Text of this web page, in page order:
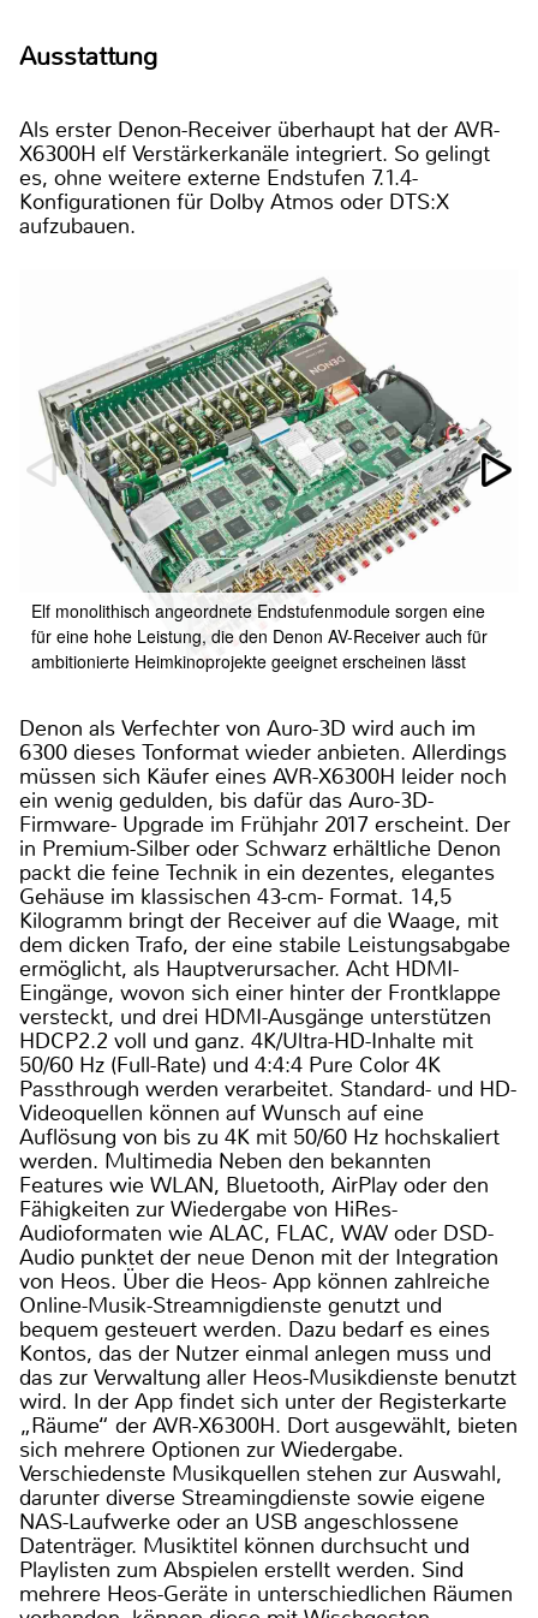
Ausstattung
Als erster Denon-Receiver überhaupt hat der AVR-
X6300H elf Verstärkerkanäle integriert. So gelingt
es, ohne weitere externe Endstufen 7.1.4-
Konfigurationen für Dolby Atmos oder DTS:X
aufzubauen.
Elf monolithisch angeordnete Endstufenmodule sorgen eine
für eine hohe Leistung, die den Denon AV-Receiver auch für
ambitionierte Heimkinoprojekte geeignet erscheinen lässt
Denon als Verfechter von Auro-3D wird auch im
6300 dieses Tonformat wieder anbieten. Allerdings
müssen sich Käufer eines AVR-X6300H leider noch
ein wenig gedulden, bis dafür das Auro-3D-
Firmware- Upgrade im Frühjahr 2017 erscheint. Der
in Premium-Silber oder Schwarz erhältliche Denon
packt die feine Technik in ein dezentes, elegantes
Gehäuse im klassischen 43-cm- Format. 14,5
Kilogramm bringt der Receiver auf die Waage, mit
dem dicken Trafo, der eine stabile Leistungsabgabe
ermöglicht, als Hauptverursacher. Acht HDMI-
Eingänge, wovon sich einer hinter der Frontklappe
versteckt, und drei HDMI-Ausgänge unterstützen
HDCP2.2 voll und ganz. 4K/Ultra-HD-Inhalte mit
50/60 Hz (Full-Rate) und 4:4:4 Pure Color 4K
Passthrough werden verarbeitet. Standard- und HD-
Videoquellen können auf Wunsch auf eine
Auflösung von bis zu 4K mit 50/60 Hz hochskaliert
werden. Multimedia Neben den bekannten
Features wie WLAN, Bluetooth, AirPlay oder den
Fähigkeiten zur Wiedergabe von HiRes-
Audioformaten wie ALAC, FLAC, WAV oder DSD-
Audio punktet der neue Denon mit der Integration
von Heos. Über die Heos- App können zahlreiche
Online-Musik-Streamnigdienste genutzt und
bequem gesteuert werden. Dazu bedarf es eines
Kontos, das der Nutzer einmal anlegen muss und
das zur Verwaltung aller Heos-Musikdienste benutzt
wird. In der App findet sich unter der Registerkarte
„Räume“ der AVR-X6300H. Dort ausgewählt, bieten
sich mehrere Optionen zur Wiedergabe.
Verschiedenste Musikquellen stehen zur Auswahl,
darunter diverse Streamingdienste sowie eigene
NAS-Laufwerke oder an USB angeschlossene
Datenträger. Musiktitel können durchsucht und
Playlisten zum Abspielen erstellt werden. Sind
mehrere Heos-Geräte in unterschiedlichen Räumen